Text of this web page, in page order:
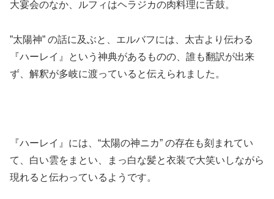
大宴会のなか、ルフィはヘラジカの肉料理に舌鼓。
”太陽神” の話に及ぶと、エルバフには、太古より伝わる
『ハーレイ』という神典があるものの、誰も翻訳が出来
ず、解釈が多岐に渡っていると伝えられました。
『ハーレイ』には、“太陽の神ニカ” の存在も刻まれてい
て、白い雲をまとい、まっ白な髪と衣装で大笑いしながら
現れると伝わっているようです。